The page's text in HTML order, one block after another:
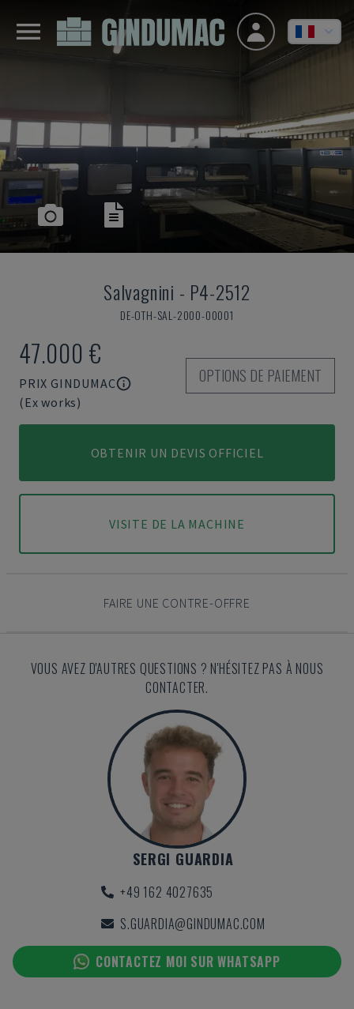
Salvagnini - P4-2512
DE-OTH-SAL-2000-00001
47.000 €
PRIX GINDUMAC
(Ex works)
OPTIONS DE PAIEMENT
OBTENIR UN DEVIS OFFICIEL
VISITE DE LA MACHINE
FAIRE UNE CONTRE-OFFRE
VOUS AVEZ D'AUTRES QUESTIONS ? N'HÉSITEZ PAS À NOUS
CONTACTER.
SERGI GUARDIA
+49 162 4027635
S.GUARDIA@GINDUMAC.COM
CONTACTEZ MOI SUR WHATSAPP